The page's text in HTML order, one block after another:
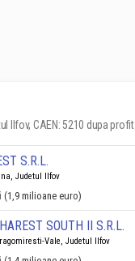
Ilfov, CAEN: 5210 dupa profit
S.R.L.
Judetul Ilfov
(1,9 milioane euro)
SOUTH II S.R.L.
Vale, Judetul Ilfov